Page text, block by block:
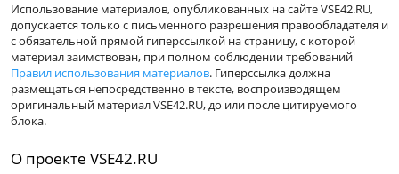
Использование материалов, опубликованных на сайте VSE42.RU,
допускается только с письменного разрешения правообладателя и
с обязательной прямой гиперссылкой на страницу, с которой
материал заимствован, при полном соблюдении требований
Правил использования материалов. Гиперссылка должна
размещаться непосредственно в тексте, воспроизводящем
оригинальный материал VSE42.RU, до или после цитируемого
блока.
О проекте VSE42.RU